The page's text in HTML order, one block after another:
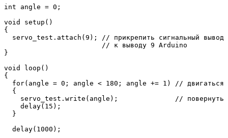
int angle = 0 ;
void
setup ( )
{
  servo_test
. attach ( 9 ) ;
// прикрепить сигнальный вывод
// к выводу 9 Arduino
}
void
loop ( )
{
for( angle = 0 ; angle < 180 ; angle += 1 )
//
{
    servo_test
. write ( angle ) ;
// повернуть
delay( 15 ) ;
}
delay( 1000 ) ;